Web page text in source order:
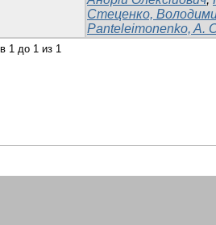
Стеценко,
Panteleimonenko, A.
1 до 1 из 1